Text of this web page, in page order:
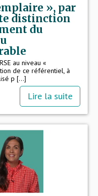
», par
distinction
du
au niveau «
de ce référentiel, à
p [...]
Lire la suite